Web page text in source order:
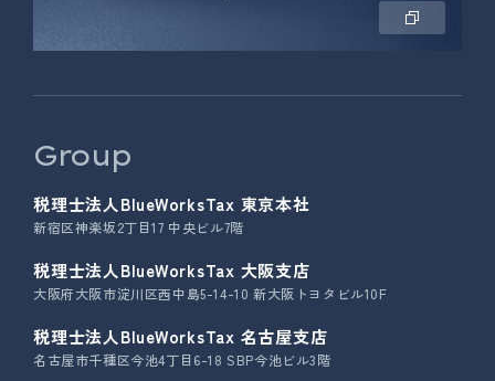
Group
税理士法人BlueWorksTax 東京本社
新宿区神楽坂2丁目17 中央ビル7階
税理士法人BlueWorksTax 大阪支店
大阪府大阪市淀川区西中島5-14-10 新大阪トヨタビル10F
税理士法人BlueWorksTax 名古屋支店
名古屋市千種区今池4丁目6-18 SBP今池ビル3階